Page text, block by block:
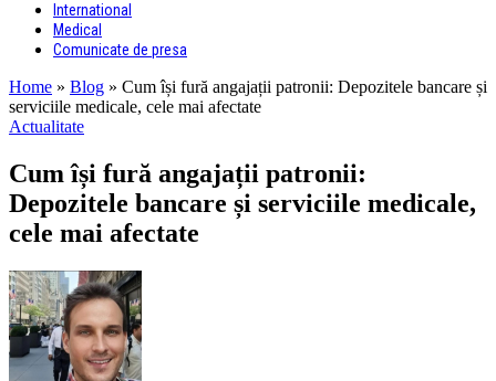
International
Medical
Comunicate de presa
Home » Blog » Cum își fură angajații patronii: Depozitele bancare și
serviciile medicale, cele mai afectate
Actualitate
Cum își fură angajații patronii:
Depozitele bancare și serviciile medicale,
cele mai afectate